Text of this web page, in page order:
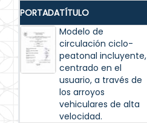
PORTADATÍTULO
Modelo de
circulación ciclo-
peatonal incluyente,
centrado en el
usuario, a través de
los arroyos
vehiculares de alta
velocidad.